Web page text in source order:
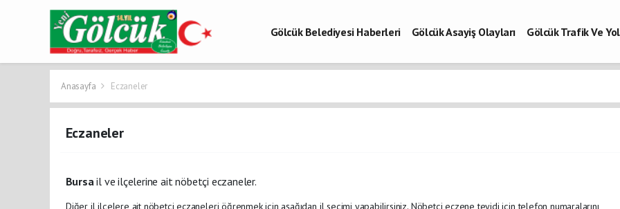
Gölcük Belediyesi Haberleri Gölcük Asayiş Olayları
Gölcük Trafik Ve
Anasayfa Eczaneler
Eczaneler
Bursa il ve ilçelerine ait nöbetçi eczaneler.
Diğer il ilçelere ait nöbetçi eczaneleri öğrenmek için aşağıdan il seçimi yapabilirsiniz. Nöbetçi eczene teyidi için telefon numaralarını